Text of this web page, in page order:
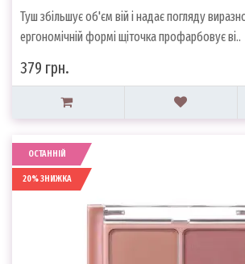
Туш збільшує об'єм вій і надає погляду
ергономічній формі щіточка профарбовує ві..
379 грн.
ОСТАННІЙ
20% ЗНИЖКА